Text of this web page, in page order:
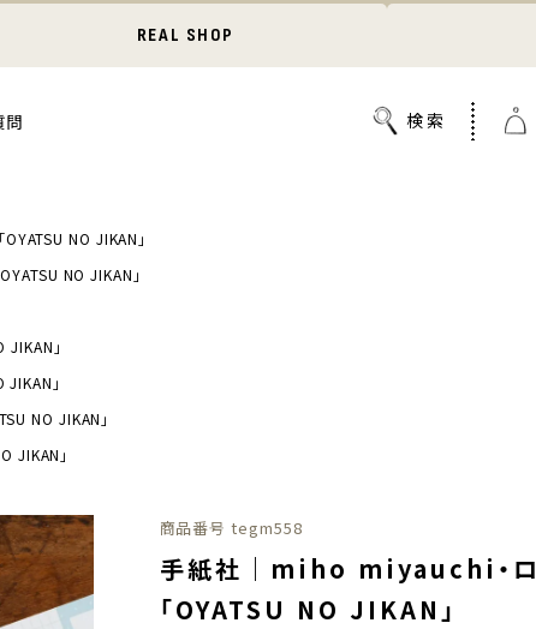
REAL SHOP
問
NO JIKAN」
NO JIKAN」
」
」
NO JIKAN」
JIKAN」
商品番号 tegm558
手紙社｜miho miyauchi・ロ
「OYATSU NO JIKAN」